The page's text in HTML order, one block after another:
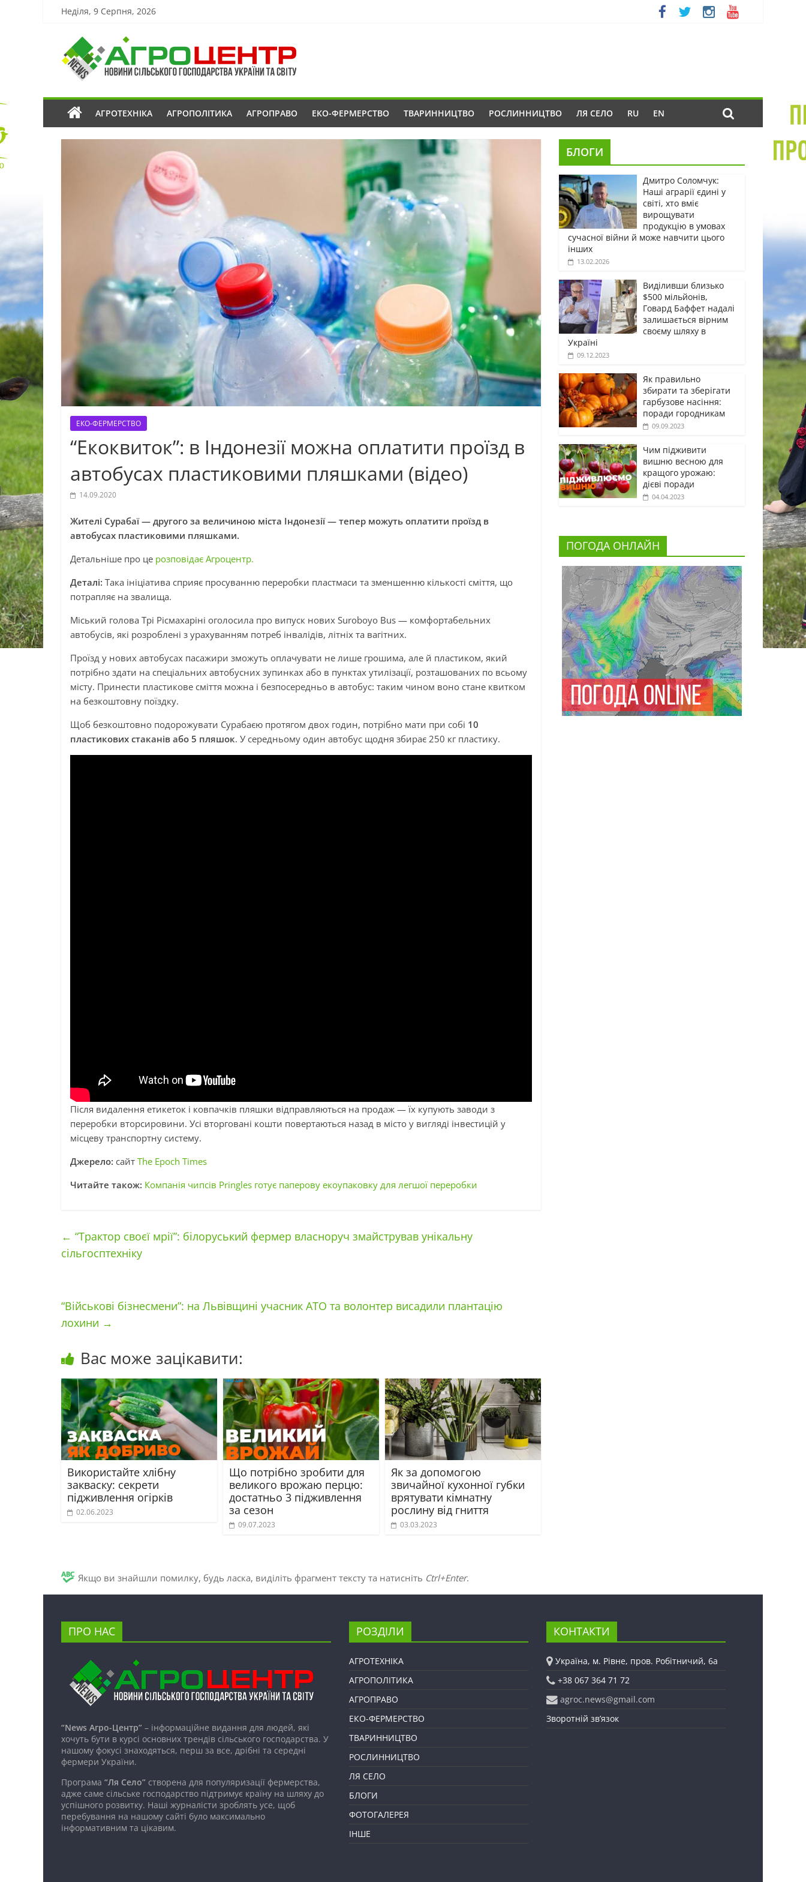
Неділя, 9 Серпня, 2026
АГРОТЕХНІКА АГРОПОЛІТИКА АГРОПРАВО ЕКО-ФЕРМЕРСТВО ТВАРИННИЦТВО РОСЛИННИЦТВО ЛЯ СЕЛО RU EN
ЕКО-ФЕРМЕРСТВО
“Екоквиток”: в Індонезії можна оплатити проїзд в
автобусах пластиковими пляшками (відео)
14.09.2020
Жителі Сурабаї — другого за величиною міста Індонезії — тепер можуть оплатити проїзд в
автобусах пластиковими пляшками.
Детальніше про це розповідає Агроцентр.
Деталі: Така ініціатива сприяє просуванню переробки пластмаси та зменшенню кількості сміття, що
потрапляє на звалища.
Міський голова Трі Рісмахаріні оголосила про випуск нових Suroboyo Bus — комфортабельних
автобусів, які розроблені з урахуванням потреб інвалідів, літніх та вагітних.
Проїзд у нових автобусах пасажири зможуть оплачувати не лише грошима, але й пластиком, який
потрібно здати на спеціальних автобусних зупинках або в пунктах утилізації, розташованих по всьому
місту. Принести пластикове сміття можна і безпосередньо в автобус: таким чином воно стане квитком
на безкоштовну поїздку.
Щоб безкоштовно подорожувати Сурабаєю протягом двох годин, потрібно мати при собі 10
пластикових стаканів або 5 пляшок. У середньому один автобус щодня збирає 250 кг пластику.
Після видалення етикеток і ковпачків пляшки відправляються на продаж — їх купують заводи з
переробки вторсировини. Усі вторговані кошти повертаються назад в місто у вигляді інвестицій у
місцеву транспортну систему.
Джерело: сайт The Epoch Times
Читайте також: Компанія чипсів Pringles готує паперову екоупаковку для легшої переробки
← “Трактор своєї мрії”: білоруський фермер власноруч змайстрував унікальну
сільгосптехніку
“Військові бізнесмени”: на Львівщині учасник АТО та волонтер висадили плантацію
лохини →
Вас може зацікавити:
Використайте хлібну
закваску: секрети
підживлення огірків
02.06.2023
Що потрібно зробити для
великого врожаю перцю:
достатньо 3 підживлення
за сезон
09.07.2023
Як за допомогою
звичайної кухонної губки
врятувати кімнатну
рослину від гниття
03.03.2023
БЛОГИ
Дмитро Соломчук:
Наші аграрії єдині у
світі, хто вміє
вирощувати
продукцію в умовах
сучасної війни й може навчити цього
інших
13.02.2026
Виділивши близько
$500 мільйонів,
Говард Баффет надалі
залишається вірним
своєму шляху в
Україні
09.12.2023
Як правильно
збирати та зберігати
гарбузове насіння:
поради городникам
09.09.2023
Чим підживити
вишню весною для
кращого урожаю:
дієві поради
04.04.2023
ПОГОДА ОНЛАЙН
Якщо ви знайшли помилку, будь ласка, виділіть фрагмент тексту та натисніть Ctrl+Enter.
ПРО НАС
“News Агро-Центр” – інформаційне видання для людей, які
хочуть бути в курсі основних трендів сільського господарства. У
нашому фокусі знаходяться, перш за все, дрібні та середні
фермери України.
Програма “Ля Село” створена для популяризації фермерства,
адже саме сільське господарство підтримує країну на шляху до
успішного розвитку. Наші журналісти зроблять усе, щоб
перебування на нашому сайті було максимально
інформативним та цікавим.
РОЗДІЛИ
АГРОТЕХНІКА
АГРОПОЛІТИКА
АГРОПРАВО
ЕКО-ФЕРМЕРСТВО
ТВАРИННИЦТВО
РОСЛИННИЦТВО
ЛЯ СЕЛО
БЛОГИ
ФОТОГАЛЕРЕЯ
ІНШЕ
КОНТАКТИ
Україна, м. Рівне, пров. Робітничий, 6а
+38 067 364 71 72
agroc.news@gmail.com
Зворотній зв’язок